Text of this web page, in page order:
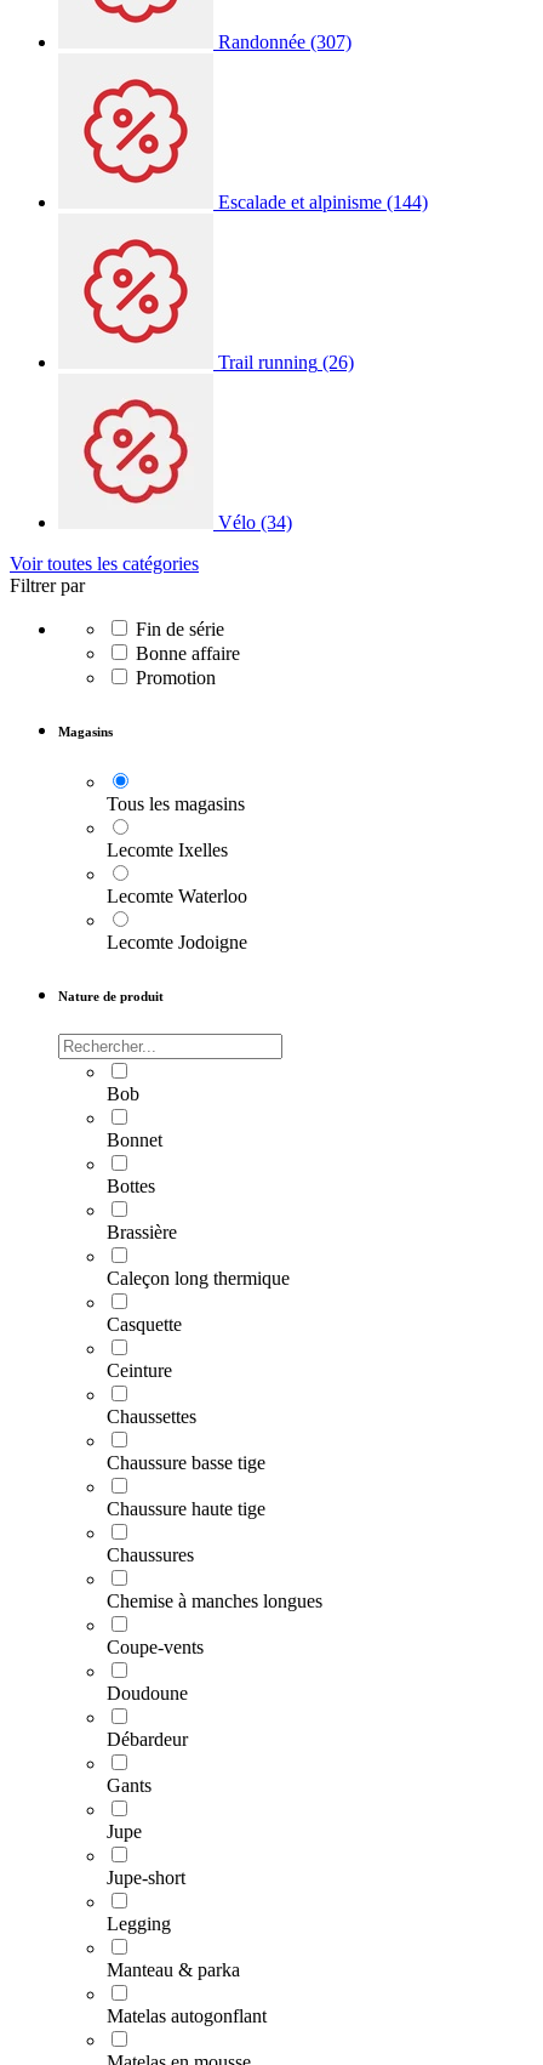
Randonnée (307)
Escalade et alpinisme (144)
Trail running (26)
Vélo (34)
Voir toutes les catégories
Filtrer par
Fin de série
Bonne affaire
Promotion
Magasins
Tous les magasins
Lecomte Ixelles
Lecomte Waterloo
Lecomte Jodoigne
Nature de produit
Bob
Bonnet
Bottes
Brassière
Caleçon long thermique
Casquette
Ceinture
Chaussettes
Chaussure basse tige
Chaussure haute tige
Chaussures
Chemise à manches longues
Coupe-vents
Doudoune
Débardeur
Gants
Jupe
Jupe-short
Legging
Manteau & parka
Matelas autogonflant